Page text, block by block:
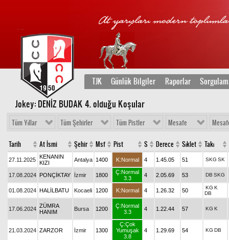
TJK Günlük Bilgiler Raporlar
Jokey: DENİZ BUDAK 4. olduğu Koşular
Tüm Yıllar Tüm Şehirler Tüm Pistler Mesafe
Tarih At İsmi Şehir Msf Pist S Derece Sıklet Takı
27.11.2025 KENANIN
KIZI
Antalya 1400 K:Normal 4 1.45.05 51 SKG SK
17.08.2024 PONÇİKTAY İzmir 1800
Ç:Normal
3.3
4 2.05.69 53 DB SKG
01.08.2024 HALİLBATU Kocaeli 1200 K:Normal 4 1.26.32 50 KG K
DB
17.06.2024 ZÜMRA
HANIM
Bursa 1200
Ç:Normal
3.3
4 1.22.44 57 KG K
21.03.2024 ZARZOR İzmir 1300
Ç:Çok
Yumuşak
3.8
4 1.29.69 54 KG DB